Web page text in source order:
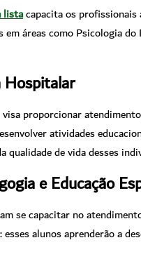
listacapacita os profissionais
áreas como Psicologia
Hospitalar
proporcionar
atividades
qualidade de vida desses
e Educação
se capacitar no
alunos aprenderão a